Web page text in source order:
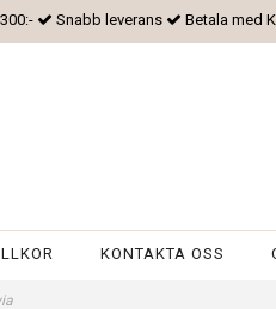
Snabb leverans Betala med
KONTAKTA OSS